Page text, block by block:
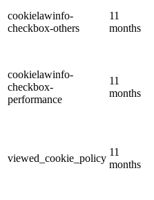
cookielawinfo-
checkbox-others
11
months
cookielawinfo-
checkbox-
performance
11
months
viewed_cookie_policy
11
months